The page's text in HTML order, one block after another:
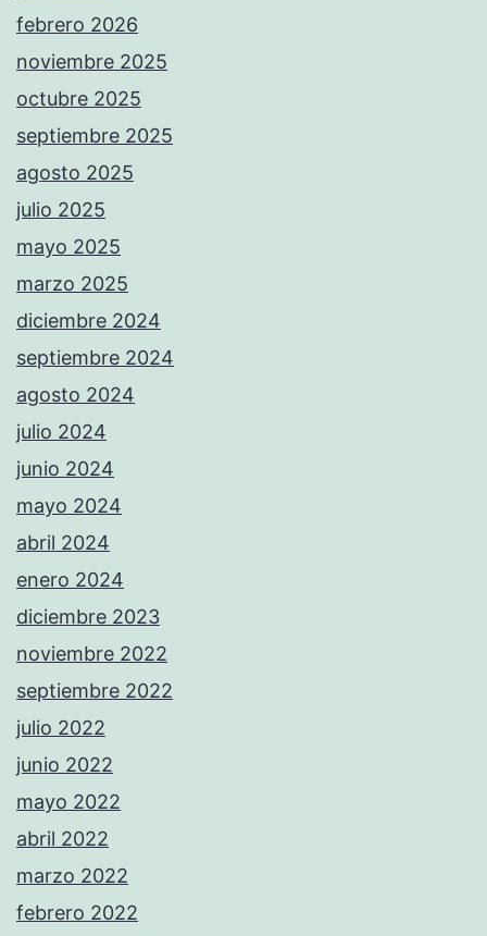
febrero 2026
noviembre 2025
octubre 2025
septiembre 2025
agosto 2025
julio 2025
mayo 2025
marzo 2025
diciembre 2024
septiembre 2024
agosto 2024
julio 2024
junio 2024
mayo 2024
abril 2024
enero 2024
diciembre 2023
noviembre 2022
septiembre 2022
julio 2022
junio 2022
mayo 2022
abril 2022
marzo 2022
febrero 2022